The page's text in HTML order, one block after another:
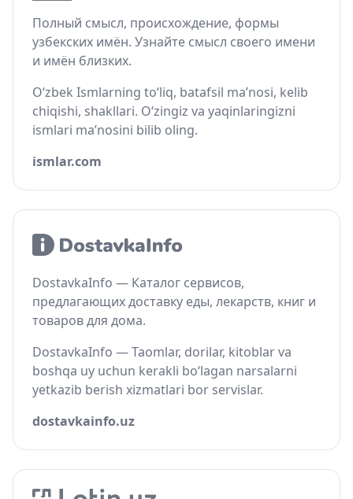
Полный смысл, происхождение, формы
узбекских имён. Узнайте смысл своего имени
и имён близких.
O‘zbek Ismlarning to‘liq, batafsil ma’nosi, kelib
chiqishi, shakllari. O‘zingiz va yaqinlaringizni
ismlari ma’nosini bilib oling.
ismlar.com
DostavkaInfo — Каталог сервисов,
предлагающих доставку еды, лекарств, книг и
товаров для дома.
DostavkaInfo — Taomlar, dorilar, kitoblar va
boshqa uy uchun kerakli bo‘lagan narsalarni
yetkazib berish xizmatlari bor servislar.
dostavkainfo.uz